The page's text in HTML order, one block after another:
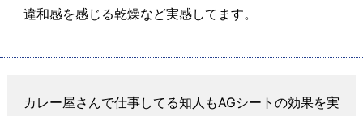
違和感を感じる乾燥など実感してます。
カレー屋さんで仕事してる知人もAGシートの効果を実